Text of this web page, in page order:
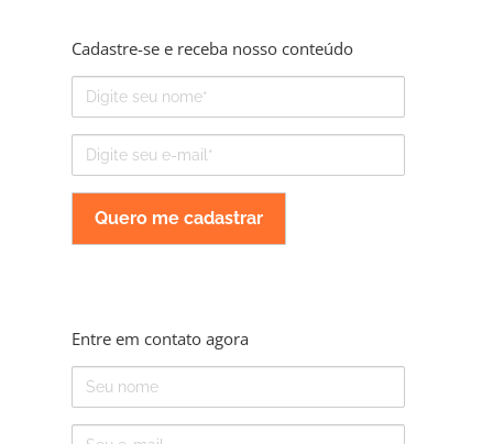
Cadastre-se e receba nosso conteúdo
Nome
mail
Entre em contato agora
Nome